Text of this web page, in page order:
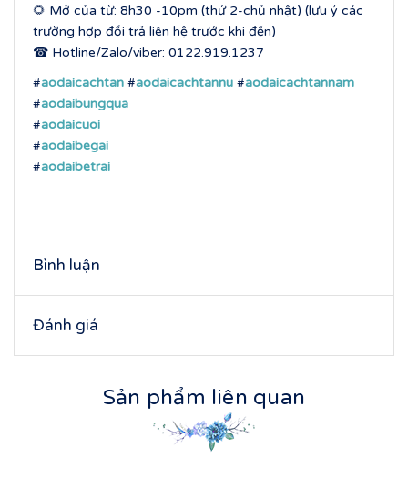
🌻 Mở của từ: 8h30 -10pm (thứ 2-chủ nhật) (lưu ý các
trường hợp đổi trả liên hệ trước khi đến)
☎ Hotline/Zalo/viber: 0122.919.1237
#aodaicachtan #aodaicachtannu #aodaicachtannam
#aodaibungqua
#aodaicuoi
#aodaibegai
#aodaibetrai
Bình luận
Đánh giá
Sản phẩm liên quan